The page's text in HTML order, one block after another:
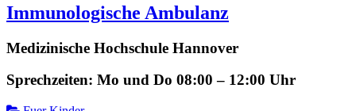
Immunologische Ambulanz
Medizinische Hochschule Hannover
Sprechzeiten: Mo und Do 08:00 – 12:00 Uhr